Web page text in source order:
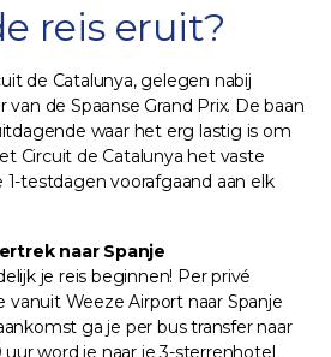
reis eruit?
de Catalunya, gelegen nabij
de Spaanse Grand Prix. De baan
waar het erg lastig is om
Circuit de Catalunya het vaste
testdagen voorafgaand aan elk
naar Spanje
je reis beginnen! Per privé
vanuit Weeze Airport naar Spanje
ga je per bus transfer naar
word je naar je 3-sterrenhotel